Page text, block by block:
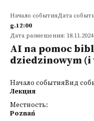
Начало событияДата
g.12:00
Дата размещения: 18.11.2024
AI na pomoc
dziedzinowym (i
Начало событияВид
Лекция
Местность:
Poznań